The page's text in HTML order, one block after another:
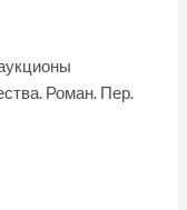
Роман. Пер.